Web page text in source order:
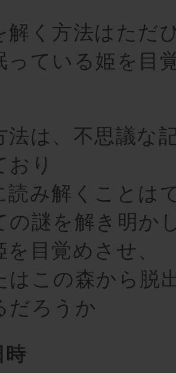
解く方法はただ
っている姫を目
法は、不思議な
おり
読み解くことは
の謎を解き明か
目覚めさせ、
はこの森から脱
だろうか
時